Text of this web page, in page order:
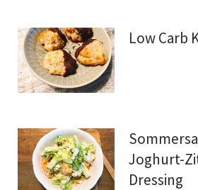
Low Carb
Joghurt-
Dressing